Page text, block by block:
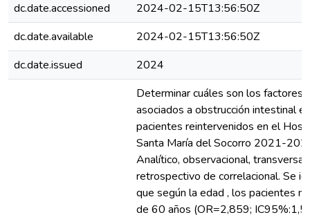
dc.date.accessioned
2024-02-15T13:56:50Z
dc.date.available
2024-02-15T13:56:50Z
dc.date.issued
2024
Determinar cuáles son los factores
asociados a obstrucción intestinal en
pacientes reintervenidos en el
Santa María del Socorro 2021-
Analítico, observacional, transversal,
retrospectivo de correlacional. Se
que según la edad , los pacientes
de 60 años (OR=2,859;